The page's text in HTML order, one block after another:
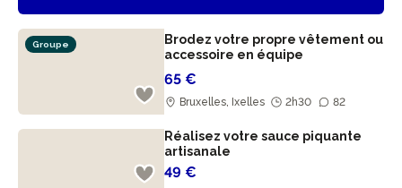
Groupe
Brodez votre propre vêtement ou
accessoire en équipe
65 €
Bruxelles, Ixelles 2h30 82
Réalisez votre sauce piquante
artisanale
49 €